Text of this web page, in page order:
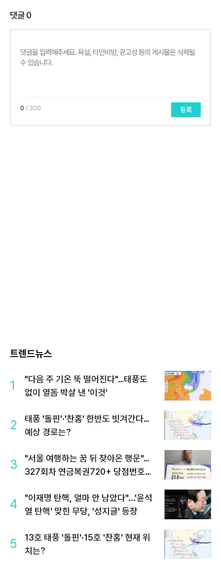
댓글0
0 / 300 등록
트렌드뉴스
1
"다음 주 기온 뚝 떨어진다"…태풍도
없이 열돔 박살 낸 '이것'
2
태풍 '돌핀'·'찬홈' 한반도 빗겨간다…
예상 경로는?
3
"서울 여행하는 꿈 뒤 찾아온 행운"…
327회차 연금복권720+ 당첨번호조
4
"이재명 탄핵, 얼마 안 남았다"...'윤석
열 탄핵' 맞힌 무당, '성지글' 등장
5
13호 태풍 '돌핀'·15호 '찬홈' 현재 위
치는?